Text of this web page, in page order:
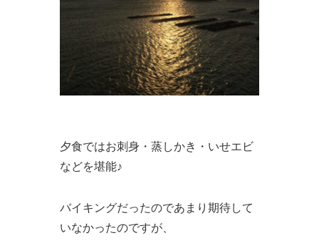
夕食ではお刺身・蒸しかき・いせエビ
などを堪能♪
バイキングだったのであまり期待して
いなかったのですが、